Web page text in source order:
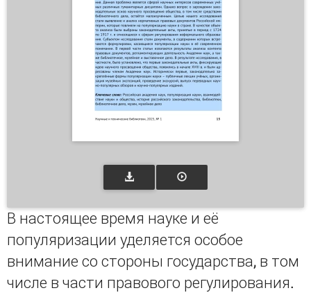
В настоящее время науке и её
популяризации уделяется особое
внимание со стороны государства, в том
числе в части правового регулирования.